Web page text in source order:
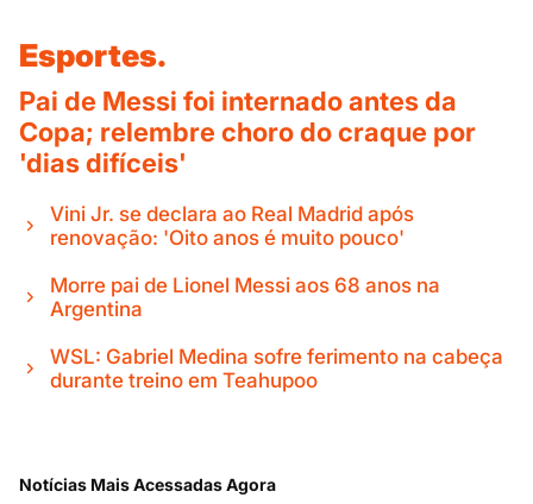
Esportes.
Pai de Messi foi internado antes da
Copa; relembre choro do craque por
'dias difíceis'
Vini Jr. se declara ao Real Madrid após
renovação: 'Oito anos é muito pouco'
Morre pai de Lionel Messi aos 68 anos na
Argentina
WSL: Gabriel Medina sofre ferimento na cabeça
durante treino em Teahupoo
Notícias Mais Acessadas Agora